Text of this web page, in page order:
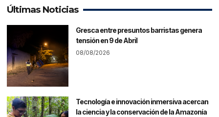
Últimas Noticias
Gresca entre presuntos barristas genera
tensión en 9 de Abril
08/08/2026
Tecnología e innovación inmersiva acercan
la ciencia y la conservación de la Amazonía